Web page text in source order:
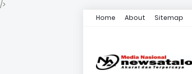
/>
Home About Sitemap